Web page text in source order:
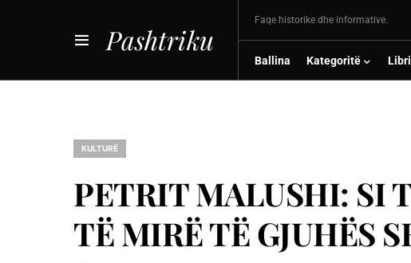
Pashtriku
Faqe historike dhe informative.
Ballina Kategoritë Libri
KULTURË
PETRIT MALUSHI: SI
TË MIRË TË GJUHËS